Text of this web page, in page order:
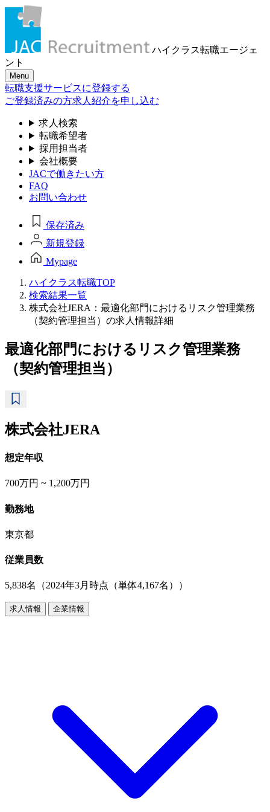
ハイクラス転職エージェ
ント
Menu
転職支援サービスに登録する
ご登録済みの方求人紹介を申し込む
求人検索
転職希望者
採用担当者
会社概要
JACで働きたい方
FAQ
お問い合わせ
保存済み
新規登録
Mypage
ハイクラス転職TOP
検索結果一覧
株式会社JERA：最適化部門におけるリスク管理業務
（契約管理担当）の求人情報詳細
最適化部門におけるリスク管理業務
（契約管理担当）
株式会社JERA
想定年収
700万円 ~ 1,200万円
勤務地
東京都
従業員数
5,838名（2024年3月時点（単体4,167名））
求人情報 企業情報